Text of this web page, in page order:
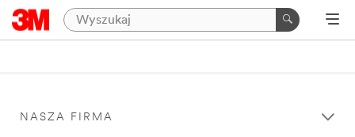
NASZA FIRMA